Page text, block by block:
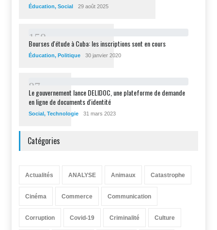
Éducation, Social 29 août 2025
1 58
Bourses d'étude à Cuba: les inscriptions sont en cours
Éducation, Politique 30 janvier 2020
87
Le gouvernement lance DELIDOC, une plateforme de demande
en ligne de documents d'identité
Social, Technologie 31 mars 2023
Catégories
Actualités ANALYSE Animaux Catastrophe
Cinéma Commerce Communication
Corruption Covid-19 Criminalité Culture